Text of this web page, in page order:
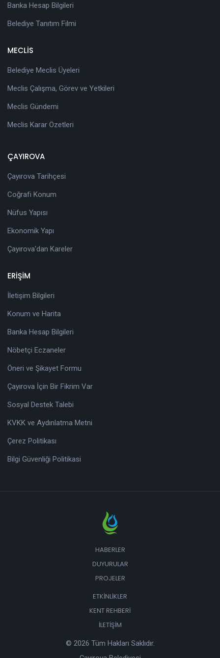
Banka Hesap Bilgileri
Belediye Tanıtım Filmi
MECLİS
Belediye Meclis Üyeleri
Meclis Çalışma, Görev ve Yetkileri
Meclis Gündemi
Meclis Karar Özetleri
ÇAYIROVA
Çayırova Tarihçesi
Coğrafi Konum
Nüfus Yapısı
Ekonomik Yapı
Çayırova'dan Kareler
ERİŞİM
İletişim Bilgileri
Konum ve Harita
Banka Hesap Bilgileri
Nöbetçi Eczaneler
Öneri ve Şikayet Formu
Çayırova İçin Bir Fikrim Var
Sosyal Destek Talebi
KVKK ve Aydınlatma Metni
Çerez Politikası
Bilgi Güvenliği Politikasi
HABERLER
DUYURULAR
PROJELER
ETKINLIKLER
KENT REHBERI
İLETIŞIM
© 2026 Tüm Hakları Saklıdır.